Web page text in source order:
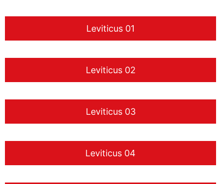
Leviticus 01
Leviticus 02
Leviticus 03
Leviticus 04